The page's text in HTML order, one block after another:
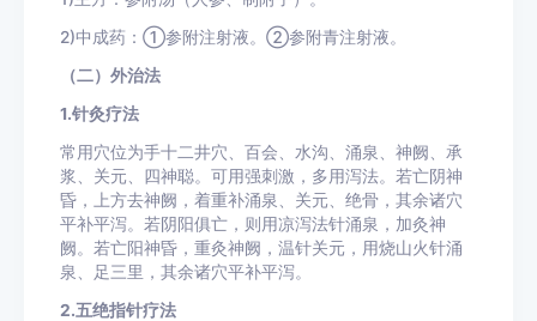
2)中成药：①参附注射液。②参附青注射液。
（二）外治法
1.针灸疗法
常用穴位为手十二井穴、百会、水沟、涌泉、神阙、承
浆、关元、四神聪。可用强刺激，多用泻法。若亡阴神
昏，上方去神阙，着重补涌泉、关元、绝骨，其余诸穴
平补平泻。若阴阳俱亡，则用凉泻法针涌泉，加灸神
阙。若亡阳神昏，重灸神阙，温针关元，用烧山火针涌
泉、足三里，其余诸穴平补平泻。
2.五绝指针疗法